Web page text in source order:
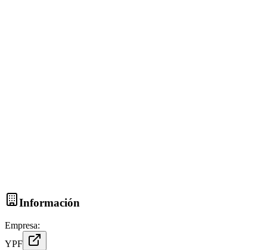
Información
Empresa:
YPF